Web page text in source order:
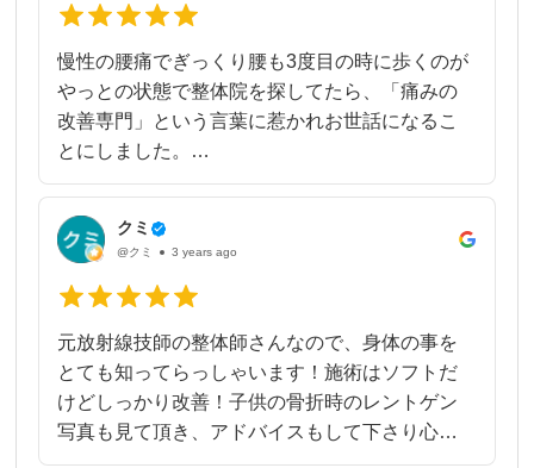
だ、次は足全体が重だるい痺れるという神経痛
のような痛みが続きました。夜も寝つきが悪く
なるようなだるさです。
ですが、そろそろ3ヶ月という辺りで股関節の痛
みもだるさも嘘の様になくなりました。
今の治療は徐々に間隔をあけていく段階です。
どうしても実費なので迷う方もいるでしょうが
一度試してみるのもいいかと思います。
慢性の腰痛でぎっくり腰も3度目の時に歩くのが
やっとの状態で整体院を探してたら、「痛みの
改善専門」という言葉に惹かれお世話になるこ
とにしました。
痛いことは全くせず優しい施術でこんなに優し
本当に痛みが改善されました
休憩しないと30分くらいしか歩けなかったのに
今では数時間歩いても全然大丈夫です！歩ける
ようになったことがすごく嬉しかったです！本
当にありがとうございました
デスクワークなのでまた疲れてきたら無理せず
お世話になろうと思ってます
クミ
@クミ 3 years ago
元放射線技師の整体師さんなので、身体の事を
とても知ってらっしゃいます！施術はソフトだ
けどしっかり改善！子供の骨折時のレントゲン
写真も見て頂き、アドバイスもして下さり心強
かったです！お世話になりました！